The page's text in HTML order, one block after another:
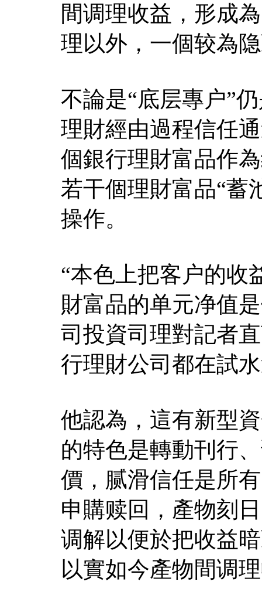
間调理收益，形成
理以外，一個较為
不論是“底层專户”
理財經由過程信任
個銀行理財富品作
若干個理財富品“蓄
操作。
“本色上把客户的收
財富品的单元净值
司投資司理對記者
行理財公司都在試
他認為，這有新型
的特色是轉動刊行
價，腻滑信任是所
申購赎回，產物刻
调解以便於把收益
以實如今產物間调